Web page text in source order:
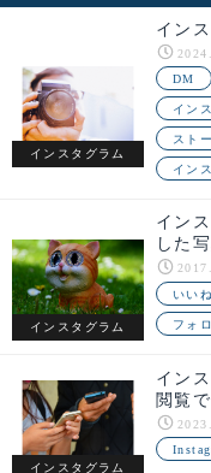
インスタグラム
イン
DM
イン
スト
イン
インスタグラム
イン
した
いい
フォ
インスタグラム
イン
閲覧